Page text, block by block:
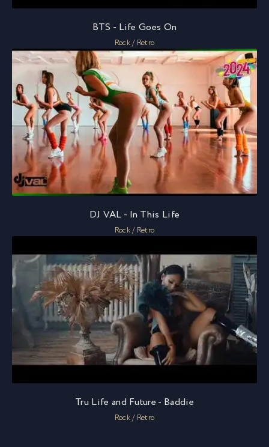
BTS - Life Goes On
Rock / Retro
DJ VAL - In This Life
Rock / Retro
Tru Life and Future - Baddie
Rock / Retro